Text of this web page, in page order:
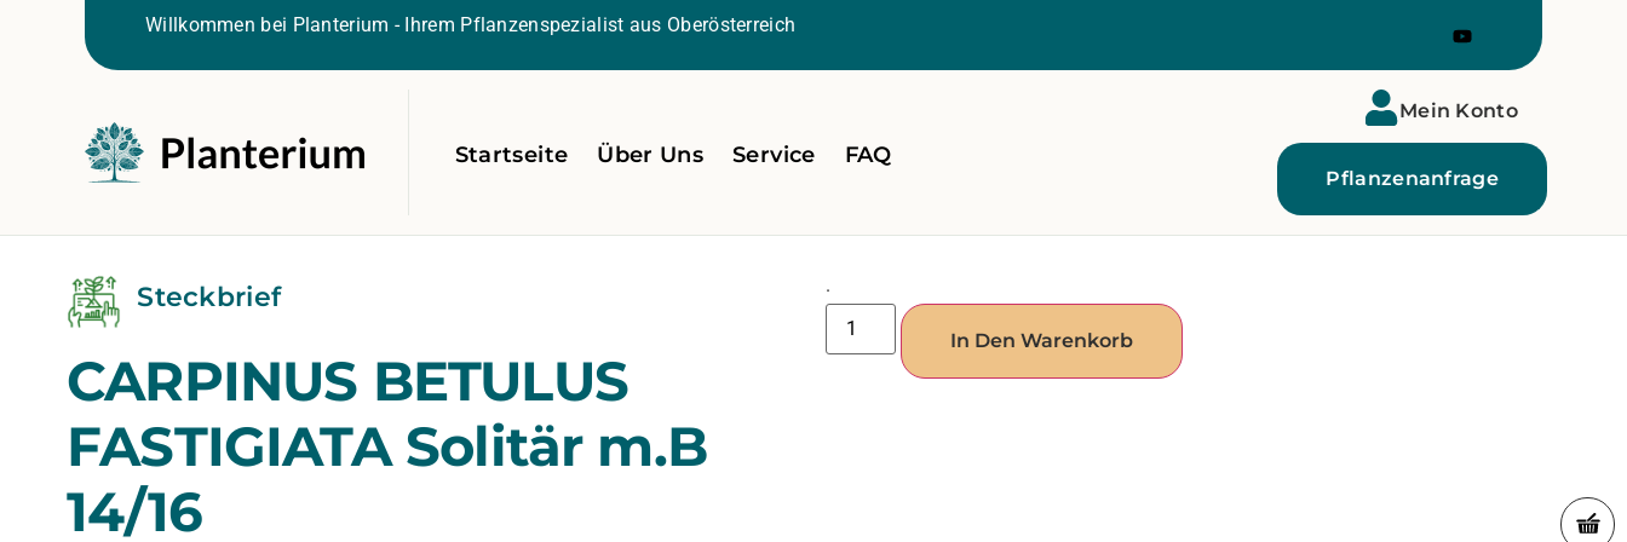
Willkommen bei Planterium - Ihrem Pflanzenspezialist aus Oberösterreich
Startseite Über Uns Service FAQ
Mein Konto
Pflanzenanfrage
Steckbrief
CARPINUS BETULUS
FASTIGIATA Solitär m.B
14/16
.
In Den Warenkorb